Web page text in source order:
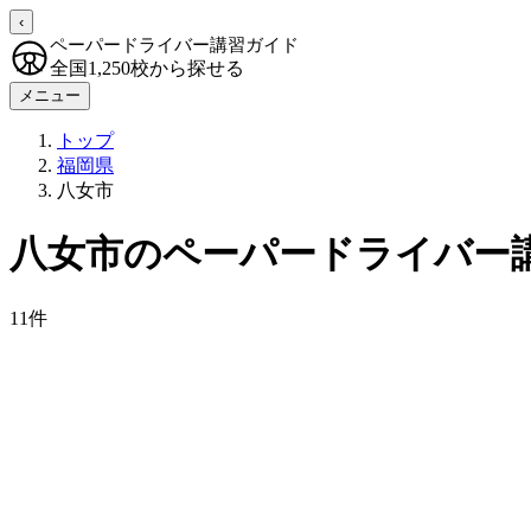
‹
ペーパードライバー講習ガイド
全国1,250校から探せる
メニュー
トップ
福岡県
八女市
八女市のペーパードライバー
11件